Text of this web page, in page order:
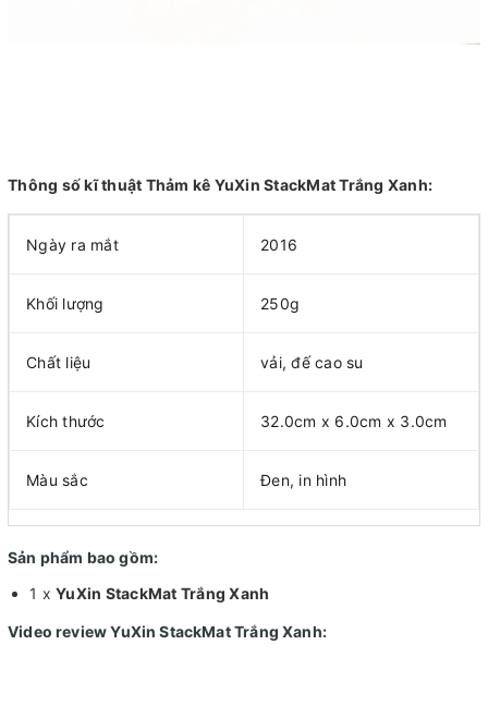
Thông số kĩ thuật Thảm kê YuXin StackMat Trắng Xanh:
Ngày ra mắt 2016
Khối lượng 250g
Chất liệu vải, đế cao su
Kích thước 32.0cm x 6.0cm x 3.0cm
Màu sắc Đen, in hình
Sản phẩm bao gồm:
1 x YuXin StackMat Trắng Xanh
Video review YuXin StackMat Trắng Xanh: